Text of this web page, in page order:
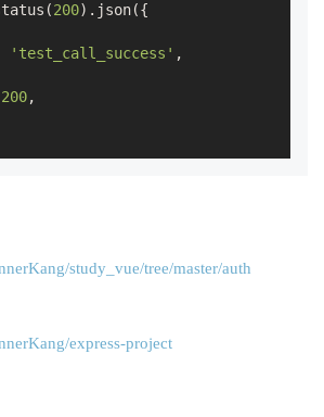
200).json({
'test_call_success' ,
200,
study_vue/tree/master/auth
express-project